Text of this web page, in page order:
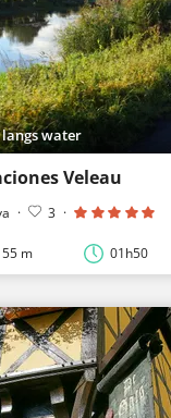
water
Veleau
· 3 ·
55 m 01h50